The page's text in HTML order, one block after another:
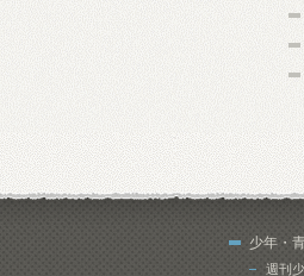
少年・
週刊